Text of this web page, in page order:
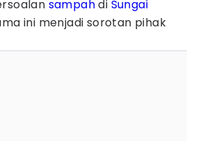
sampahdi Sungai
ini menjadi sorotan pihak